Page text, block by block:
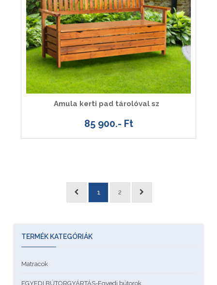
Amula kerti pad tárolóval sz
85 900.- Ft
1 2
TERMÉK KATEGÓRIÁK
Matracok
EGYEDI BÚTORGYÁRTÁS-Egyedi bútorok